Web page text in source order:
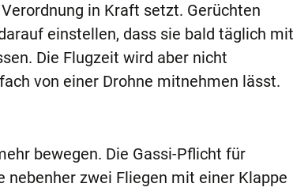
in Kraft setzt. Gerüchten
einstellen, dass sie bald täglich mit
Die Flugzeit wird aber nicht
von einer Drohne mitnehmen lässt.
bewegen. Die Gassi-Pflicht für
zwei Fliegen mit einer Klappe